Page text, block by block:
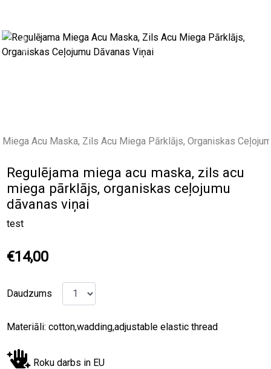
Previous
Regulējama miega acu maska, zils acu
miega pārklājs, organiskas ceļojumu
dāvanas viņai
test
€14,00
Daudzums
Materiāli: cotton,wadding,adjustable elastic thread
Roku darbs in EU